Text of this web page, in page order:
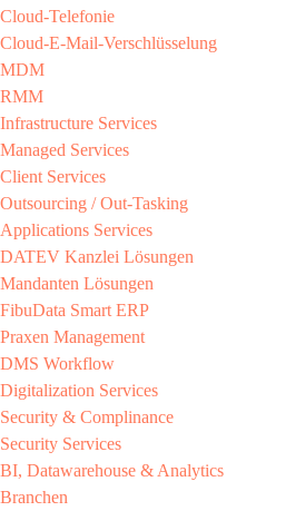
Cloud-Telefonie​
Cloud-E-Mail-Verschlüsselung​
MDM​
RMM​
Infrastructure Services
Managed Services​
Client Services​
Outsourcing / Out-Tasking​
Applications Services
DATEV Kanzlei Lösungen​
Mandanten Lösungen​
FibuData Smart ERP​
Praxen Management​
DMS Workflow​
Digitalization Services
Security & Complinance​
Security Services​
BI, Datawarehouse & Analytics
Branchen​